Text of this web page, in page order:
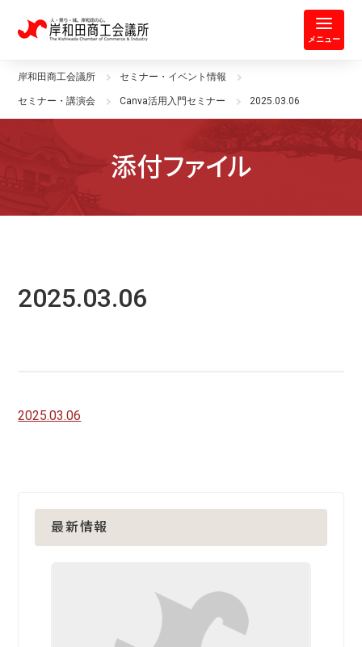
岸和田商工会議所 | 人・祭り・城。
メニュー
岸和田商工会議所 セミナー・イベント情報
セミナー・講演会 Canva活用入門セミナー 2025.03.06
添付ファイル
2025.03.06
2025.03.06
最新情報